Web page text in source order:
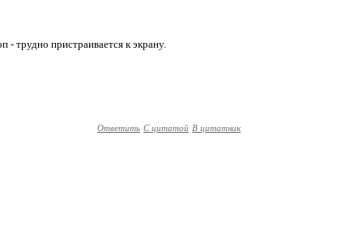
- трудно пристраивается к экрану.
Ответить С цитатой В цитатник